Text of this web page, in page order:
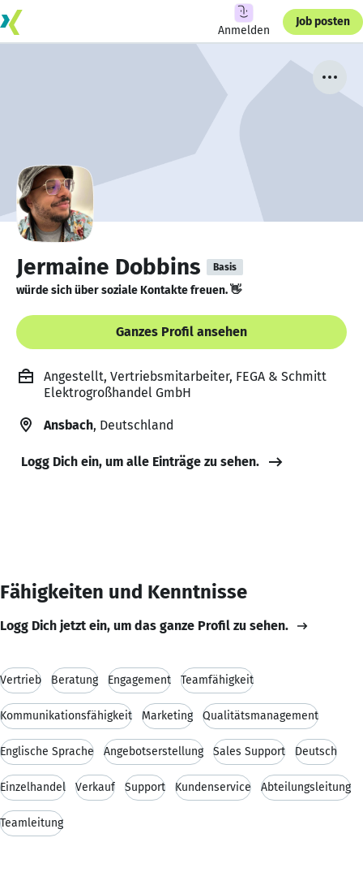
Anmelden
Job posten
Jermaine Dobbins Basis
würde sich über soziale Kontakte freuen. 👋
Ganzes Profil ansehen
Angestellt, Vertriebsmitarbeiter, FEGA & Schmitt
Elektrogroßhandel GmbH
Ansbach, Deutschland
Logg Dich ein, um alle Einträge zu sehen.
Fähigkeiten und Kenntnisse
Logg Dich jetzt ein, um das ganze Profil zu sehen.
Vertrieb Beratung Engagement Teamfähigkeit
Kommunikationsfähigkeit Marketing Qualitätsmanagement
Englische Sprache Angebotserstellung Sales Support Deutsch
Einzelhandel Verkauf Support Kundenservice Abteilungsleitung
Teamleitung